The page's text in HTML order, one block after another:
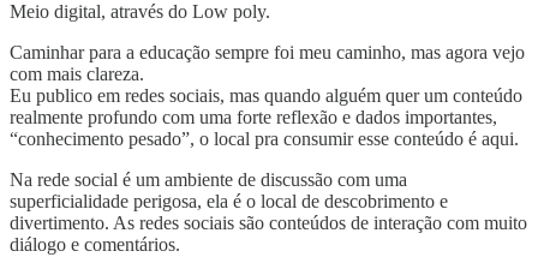
Meio digital, através do Low poly.
Caminhar para a educação sempre foi meu caminho, mas agora vejo
com mais clareza.
Eu publico em redes sociais, mas quando alguém quer um conteúdo
realmente profundo com uma forte reflexão e dados importantes,
“conhecimento pesado”, o local pra consumir esse conteúdo é aqui.
Na rede social é um ambiente de discussão com uma
superficialidade perigosa, ela é o local de descobrimento e
divertimento. As redes sociais são conteúdos de interação com muito
diálogo e comentários.